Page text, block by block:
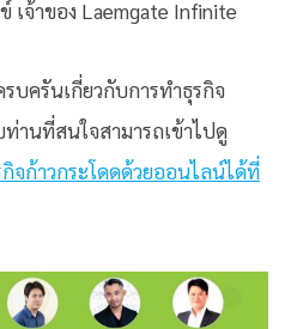
เจ้าของ Laemgate Infinite
บครันเกี่ยวกับการทำธุรกิจ
านที่สนใจสามารถเข้าไปดู
จก้าวกระโดดด้วยออนไลน์ได้ที่